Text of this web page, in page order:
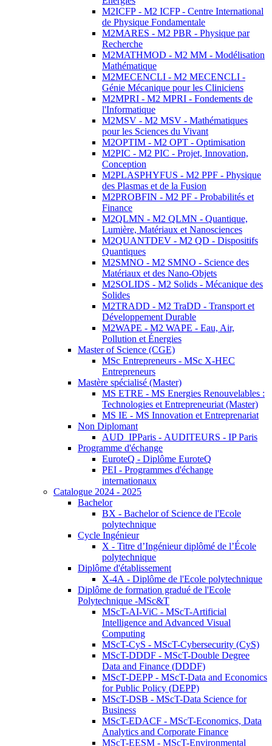
M2ICFP - M2 ICFP - Centre International
de Physique Fondamentale
M2MARES - M2 PBR - Physique par
Recherche
M2MATHMOD - M2 MM - Modélisation
Mathématique
M2MECENCLI - M2 MECENCLI -
Génie Mécanique pour les Cliniciens
M2MPRI - M2 MPRI - Fondements de
l'Informatique
M2MSV - M2 MSV - Mathématiques
pour les Sciences du Vivant
M2OPTIM - M2 OPT - Optimisation
M2PIC - M2 PIC - Projet, Innovation,
Conception
M2PLASPHYFUS - M2 PPF - Physique
des Plasmas et de la Fusion
M2PROBFIN - M2 PF - Probabilités et
Finance
M2QLMN - M2 QLMN - Quantique,
Lumière, Matériaux et Nanosciences
M2QUANTDEV - M2 QD - Dispositifs
Quantiques
M2SMNO - M2 SMNO - Science des
Matériaux et des Nano-Objets
M2SOLIDS - M2 Solids - Mécanique des
Solides
M2TRADD - M2 TraDD - Transport et
Développement Durable
M2WAPE - M2 WAPE - Eau, Air,
Pollution et Énergies
Master of Science (CGE)
MSc Entrepreneurs - MSc X-HEC
Entrepreneurs
Mastère spécialisé (Master)
MS ETRE - MS Energies Renouvelables :
Technologies et Entrepreneuriat (Master)
MS IE - MS Innovation et Entreprenariat
Non Diplomant
AUD_IPParis - AUDITEURS - IP Paris
Programme d'échange
EuroteQ - Diplôme EuroteQ
PEI - Programmes d'échange
internationaux
Catalogue 2024 - 2025
Bachelor
BX - Bachelor of Science de l'Ecole
polytechnique
Cycle Ingénieur
X - Titre d’Ingénieur diplômé de l’École
polytechnique
Diplôme d'établissement
X-4A - Diplôme de l'Ecole polytechnique
Diplôme de formation gradué de l'Ecole
Polytechnique -MSc&T
MScT-AI-ViC - MScT-Artificial
Intelligence and Advanced Visual
Computing
MScT-CyS - MScT-Cybersecurity (CyS)
MScT-DDDF - MScT-Double Degree
Data and Finance (DDDF)
MScT-DEPP - MScT-Data and Economics
for Public Policy (DEPP)
MScT-DSB - MScT-Data Science for
Business
MScT-EDACF - MScT-Economics, Data
Analytics and Corporate Finance
MScT-EESM - MScT-Environmental